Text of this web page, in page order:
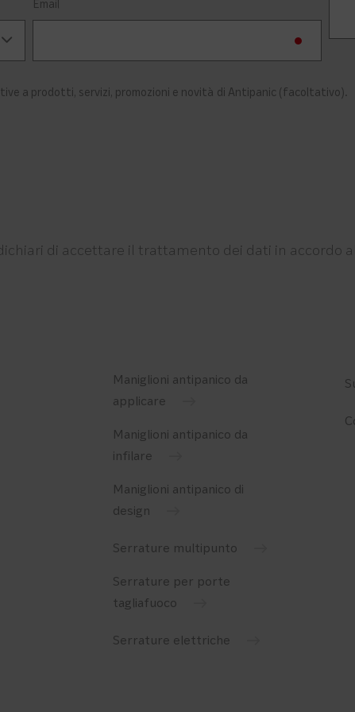
Email
a prodotti, servizi, promozioni e novità di Antipanic (facoltativo).
di accettare il trattamento dei dati in accordo
Maniglioni antipanico da
applicare
Maniglioni antipanico da
infilare
Maniglioni antipanico di
design
Serrature multipunto
Serrature per porte
tagliafuoco
Serrature elettriche